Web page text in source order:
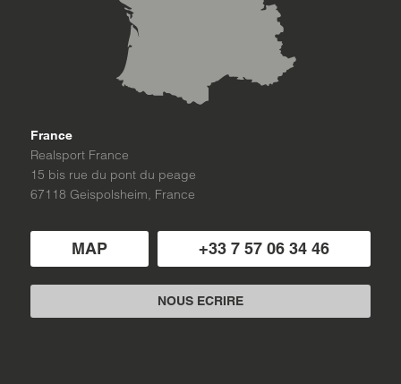
France
Realsport France
15 bis rue du pont du peage
67118 Geispolsheim, France
MAP +33 7 57 06 34 46
NOUS ECRIRE